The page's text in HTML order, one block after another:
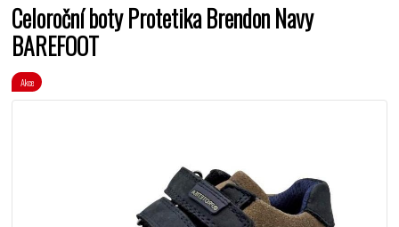
Celoroční boty Protetika Brendon Navy
BAREFOOT
Akce